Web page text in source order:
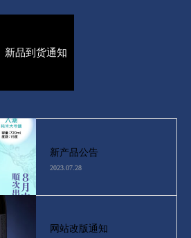
新品到货通知
新产品公告
2023.07.28
网站改版通知